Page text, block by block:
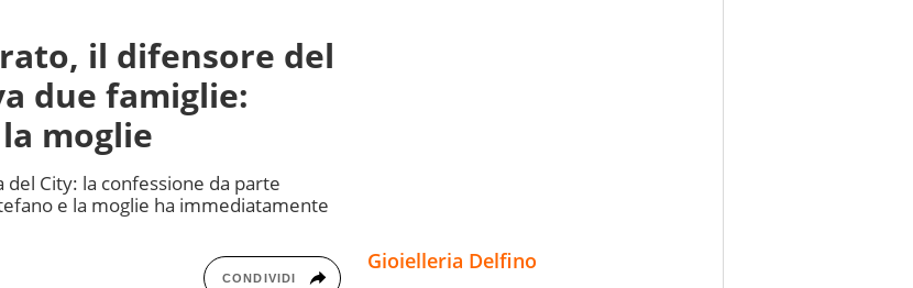
il difensore del
due famiglie:
moglie
City: la confessione da parte
e la moglie ha immediatamente
CONDIVIDI
Gioielleria Delfino